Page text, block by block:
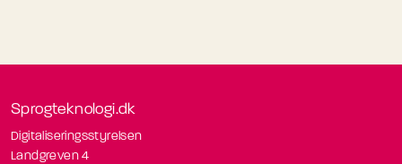
Sprogteknologi.dk
Digitaliseringsstyrelsen
Landgreven 4